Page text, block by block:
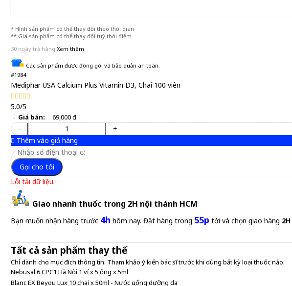
* Hình sản phẩm có thể thay đổi theo thời gian
** Giá sản phẩm có thể thay đổi tuỳ thời điểm
30 ngày trả hàng Xem thêm
Các sản phẩm được đóng gói và bảo quản an toàn.
#1984
Mediphar USA Calcium Plus Vitamin D3, Chai 100 viên
5.0/5
Giá bán: 69,000 đ
-
+
Thêm vào giỏ hàng
Gọi cho tôi
Lỗi tải dữ liệu.
Giao nhanh thuốc trong 2H nội thành HCM
Bạn muốn nhận hàng trước 4h hôm nay. Đặt hàng trong 55p tới và chọn giao hàng 2H
Tất cả sản phẩm thay thế
Chỉ dành cho mục đích thông tin. Tham khảo ý kiến bác sĩ trước khi dùng bất kỳ loại thuốc nào.
Nebusal 6 CPC1 Hà Nội 1 vỉ x 5 ống x 5ml
Blanc EX Beyou Lux 10 chai x 50ml - Nước uống dưỡng da